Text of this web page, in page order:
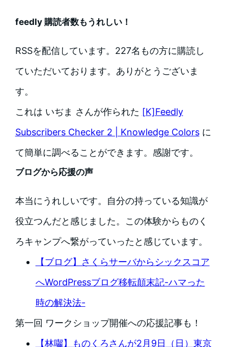
feedly 購読者数もうれしい！
RSSを配信しています。227名もの方に購読し
ていただいております。ありがとうございま
す。
これは いぢま さんが作られた [K]Feedly
Subscribers Checker 2 | Knowledge Colorsに
て簡単に調べることができます。感謝です。
ブログから応援の声
本当にうれしいです。自分の持っている知識が
役立つんだと感じました。この体験からものく
ろキャンプへ繋がっていったと感じています。
【ブログ】さくらサーバからシックスコア
へWordPressブログ移転顛末記-ハマった
時の解決法-
第一回 ワークショップ開催への応援記事も！
【林囓】ものくろさんが2月9日（日）東京